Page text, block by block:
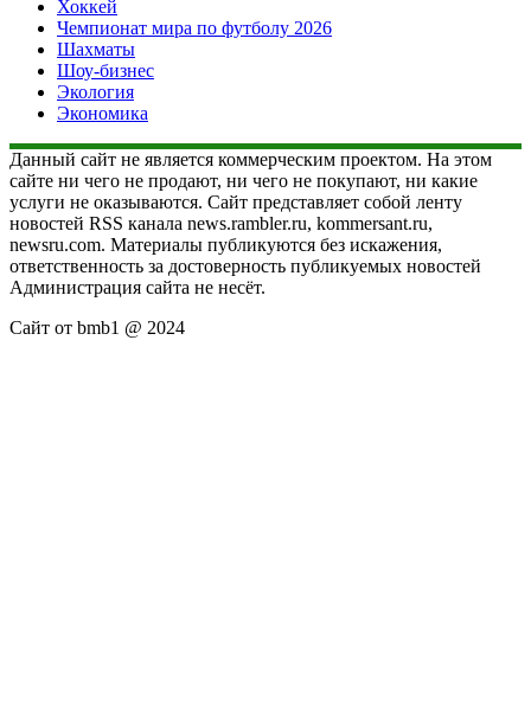
Хоккей
Чемпионат мира по футболу 2026
Шахматы
Шоу-бизнес
Экология
Экономика
Данный сайт не является коммерческим проектом. На этом
сайте ни чего не продают, ни чего не покупают, ни какие
услуги не оказываются. Сайт представляет собой ленту
новостей RSS канала news.rambler.ru, kommersant.ru,
newsru.com. Материалы публикуются без искажения,
ответственность за достоверность публикуемых новостей
Администрация сайта не несёт.
Сайт от bmb1 @ 2024